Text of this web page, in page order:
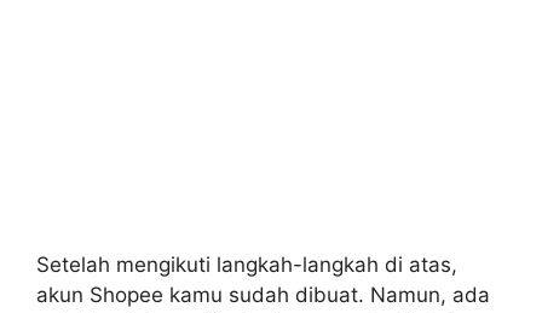
Setelah mengikuti langkah-langkah di atas,
akun Shopee kamu sudah dibuat. Namun, ada